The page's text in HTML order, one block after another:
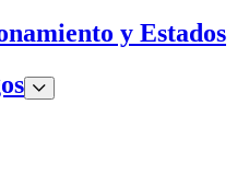
y Estados